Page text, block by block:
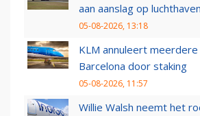
aan aanslag op
05-08-2026, 13:18
KLM annuleert
Barcelona door staking
05-08-2026, 11:57
Willie Walsh neemt het